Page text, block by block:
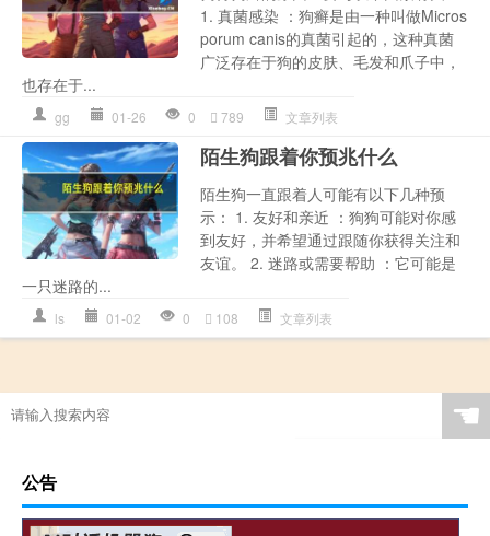
1. 真菌感染 ：狗癣是由一种叫做Micros
porum canis的真菌引起的，这种真菌
广泛存在于狗的皮肤、毛发和爪子中，
也存在于...
gg 01-26 0 789 文章列表
陌生狗跟着你预兆什么
陌生狗一直跟着人可能有以下几种预
示： 1. 友好和亲近 ：狗狗可能对你感
到友好，并希望通过跟随你获得关注和
友谊。 2. 迷路或需要帮助 ：它可能是
一只迷路的...
ls 01-02 0 108 文章列表
☚
公告